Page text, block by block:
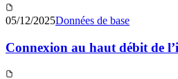
05/12/2025Données de base
Connexion au haut débit de